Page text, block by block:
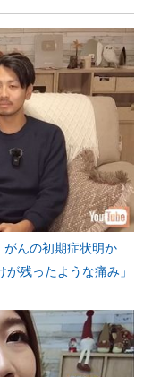
がんの初期症状明か
残ったような痛み」